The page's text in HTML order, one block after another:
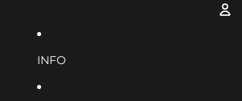
INFO